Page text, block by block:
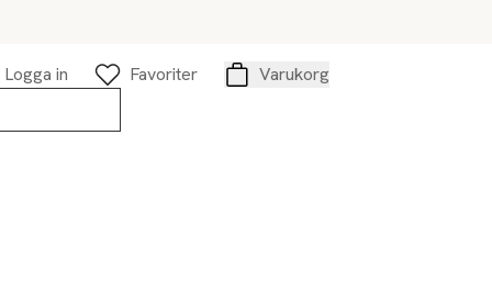
Logga in
Favoriter
Varukorg